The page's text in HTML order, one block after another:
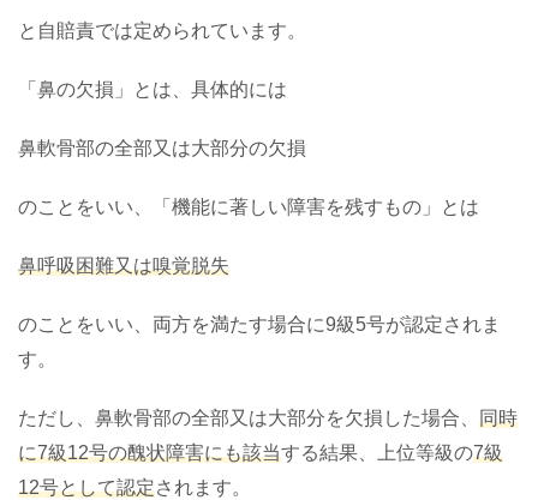
と自賠責では定められています。
「鼻の欠損」とは、具体的には
鼻軟骨部の全部又は大部分の欠損
のことをいい、「機能に著しい障害を残すもの」とは
鼻呼吸困難又は嗅覚脱失
のことをいい、両方を満たす場合に9級5号が認定されま
す。
ただし、鼻軟骨部の全部又は大部分を欠損した場合、 同時
に7級12号の醜状障害にも該当する結果、上位等級の7級
12号として認定されます。